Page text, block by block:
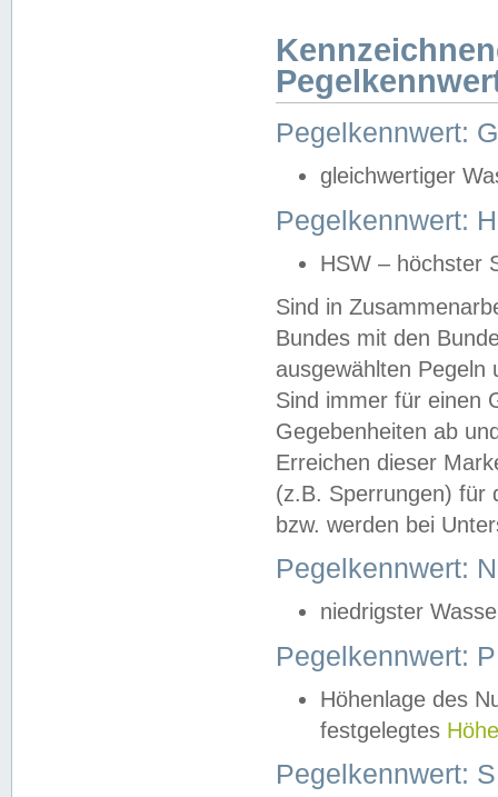
Pegelkennwert:
gleichwertiger
Pegelkennwert:
HSW – höchster
Sind in
Bundes mit den
ausgewählten
Sind immer für einen
Gegebenheiten ab
Erreichen dieser
(z.B. Sperrungen) für
bzw. werden bei
Pegelkennwert:
niedrigster
Pegelkennwert:
Höhenlage des
festgelegtes
Pegelkennwert: